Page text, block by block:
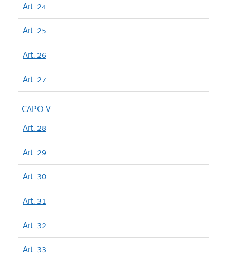
Art. 24
Art. 25
Art. 26
Art. 27
CAPO V
Art. 28
Art. 29
Art. 30
Art. 31
Art. 32
Art. 33